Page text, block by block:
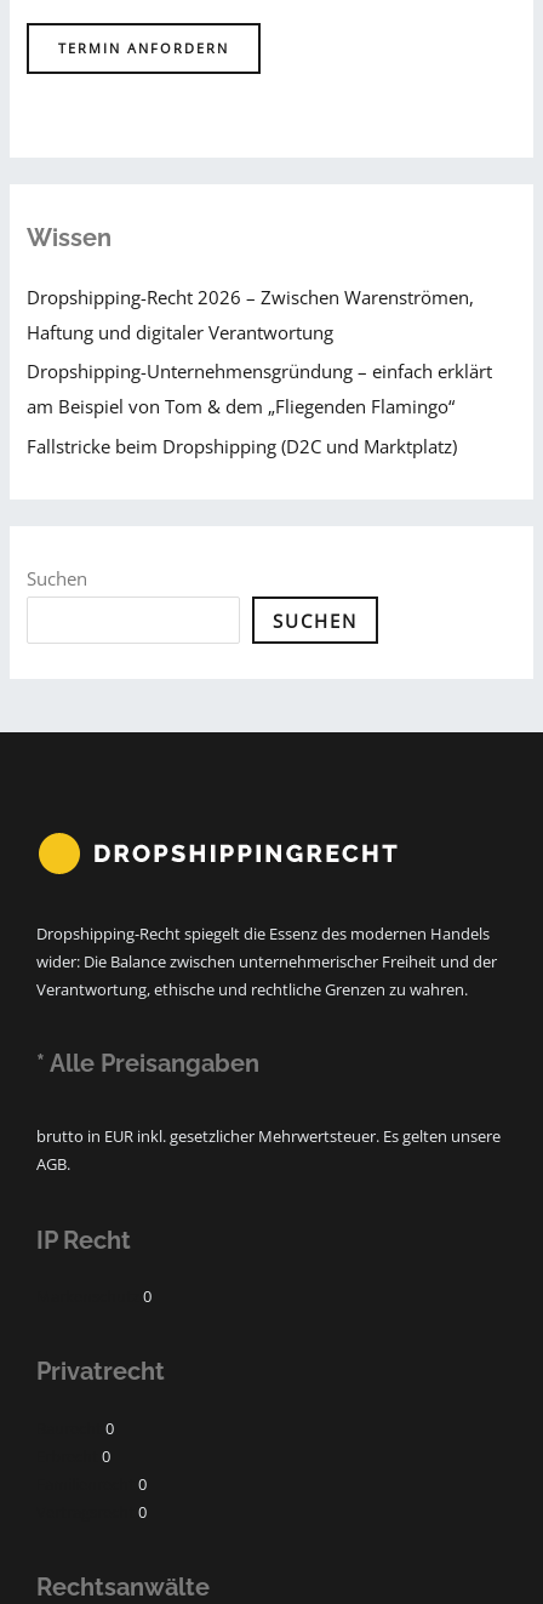
TERMIN ANFORDERN
Wissen
Dropshipping-Recht 2026 – Zwischen Warenströmen,
Haftung und digitaler Verantwortung
Dropshipping-Unternehmensgründung – einfach erklärt
am Beispiel von Tom & dem „Fliegenden Flamingo“
Fallstricke beim Dropshipping (D2C und Marktplatz)
Suchen
SUCHEN
Dropshipping-Recht spiegelt die Essenz des modernen Handels
wider: Die Balance zwischen unternehmerischer Freiheit und der
Verantwortung, ethische und rechtliche Grenzen zu wahren.
* Alle Preisangaben
brutto in EUR inkl. gesetzlicher Mehrwertsteuer. Es gelten unsere
AGB.
IP Recht
0
Privatrecht
0
0
0
0
Rechtsanwälte